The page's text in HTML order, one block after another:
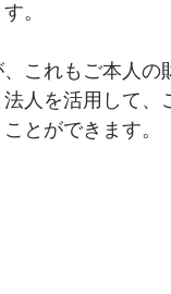
。
これもご本人の
人を活用して、
とができます。